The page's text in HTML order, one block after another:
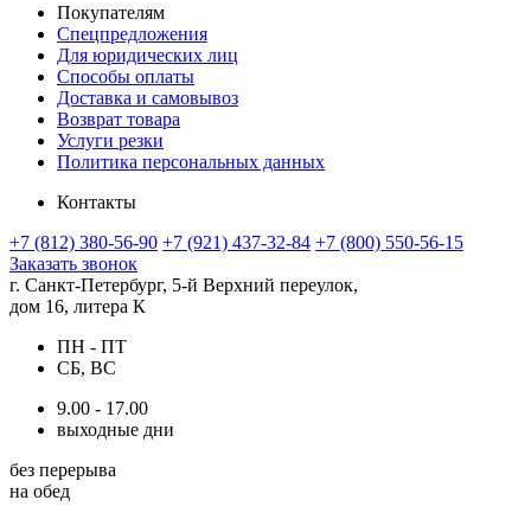
Покупателям
Спецпредложения
Для юридических лиц
Способы оплаты
Доставка и самовывоз
Возврат товара
Услуги резки
Политика персональных данных
Контакты
+7 (812) 380-56-90 +7 (921) 437-32-84 +7 (800) 550-56-15
Заказать звонок
г. Санкт-Петербург, 5-й Верхний переулок,
дом 16, литера К
ПН - ПТ
СБ, ВС
9.00 - 17.00
выходные дни
без перерыва
на обед